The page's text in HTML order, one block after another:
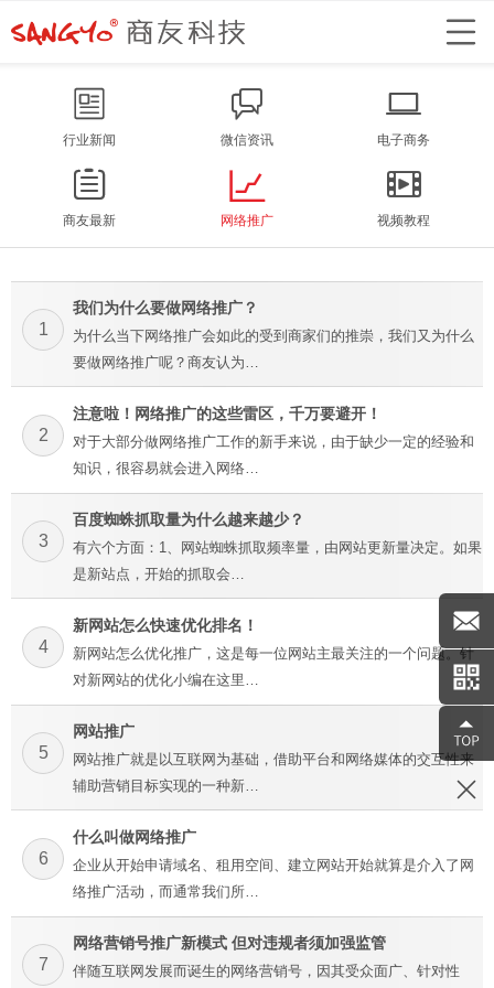
行业新闻 微信资讯 电子商务
商友最新 网络推广 视频教程
1
我们为什么要做网络推广？
为什么当下网络推广会如此的受到商家们的推崇，我们又为什么
要做网络推广呢？商友认为…
2
注意啦！网络推广的这些雷区，千万要避开！
对于大部分做网络推广工作的新手来说，由于缺少一定的经验和
知识，很容易就会进入网络…
3
百度蜘蛛抓取量为什么越来越少？
有六个方面：1、网站蜘蛛抓取频率量，由网站更新量决定。如果
是新站点，开始的抓取会…
4
新网站怎么快速优化排名！
新网站怎么优化推广，这是每一位网站主最关注的一个问题。针
对新网站的优化小编在这里…
5
网站推广
网站推广就是以互联网为基础，借助平台和网络媒体的交互性来
辅助营销目标实现的一种新…
6
什么叫做网络推广
企业从开始申请域名、租用空间、建立网站开始就算是介入了网
络推广活动，而通常我们所…
7
网络营销号推广新模式 但对违规者须加强监管
伴随互联网发展而诞生的网络营销号，因其受众面广、针对性